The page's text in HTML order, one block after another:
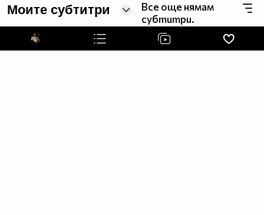
Моите субтитри
Все още нямам
субтитри.